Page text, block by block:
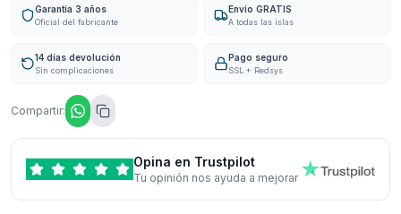
Garantía 3 años
Oficial del fabricante
Envío GRATIS
A todas las islas
14 días devolución
Sin complicaciones
Pago seguro
SSL + Redsys
Compartir:
Opina en Trustpilot
Tu opinión nos ayuda a mejorar